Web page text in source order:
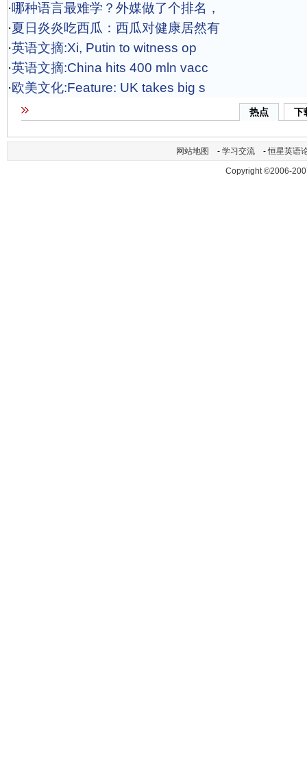
·哪种语言最难学？外媒做了个排名，
·夏日炎炎吃西瓜：西瓜对健康居然有
·英语文摘:Xi, Putin to witness op
·英语文摘:China hits 400 mln vacc
·欧美文化:Feature: UK takes big s
热点 下
网站地图 - 学习交流 -恒星英语
Copyright ©2006-